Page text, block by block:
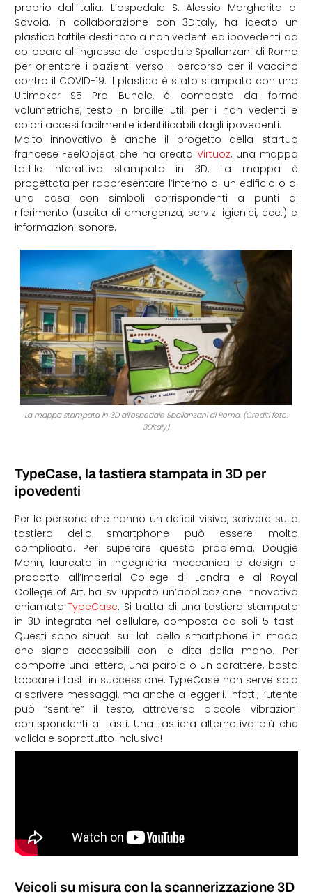
proprio dall’Italia. L’ospedale S. Alessio Margherita di
Savoia, in collaborazione con 3DItaly, ha ideato un
plastico tattile destinato a non vedenti ed ipovedenti da
collocare all’ingresso dell’ospedale Spallanzani di Roma
per orientare i pazienti verso il percorso per il vaccino
contro il COVID-19. Il plastico è stato stampato con una
Ultimaker S5 Pro Bundle, è composto da forme
volumetriche, testo in braille utili per i non vedenti e
colori accesi facilmente identificabili dagli ipovedenti.
Molto innovativo è anche il progetto della startup
francese FeelObject che ha creato Virtuoz, una mappa
tattile interattiva stampata in 3D. La mappa è
progettata per rappresentare l’interno di un edificio o di
una casa con simboli corrispondenti a punti di
riferimento (uscita di emergenza, servizi igienici, ecc.) e
informazioni sonore.
La mappa stampata in 3D all’ospedale Spallanzani di Roma. (Crediti foto:
3Ditaly)
TypeCase, la tastiera stampata in 3D per
ipovedenti
Per le persone che hanno un deficit visivo, scrivere sulla
tastiera dello smartphone può essere molto
complicato. Per superare questo problema, Dougie
Mann, laureato in ingegneria meccanica e design di
prodotto all’Imperial College di Londra e al Royal
College of Art, ha sviluppato un’applicazione innovativa
chiamataTypeCase. Si tratta di una tastiera stampata
in 3D integrata nel cellulare, composta da soli 5 tasti.
Questi sono situati sui lati dello smartphone in modo
che siano accessibili con le dita della mano. Per
comporre una lettera, una parola o un carattere, basta
toccare i tasti in successione. TypeCase non serve solo
a scrivere messaggi, ma anche a leggerli. Infatti, l’utente
può “sentire” il testo, attraverso piccole vibrazioni
corrispondenti ai tasti. Una tastiera alternativa più che
valida e soprattutto inclusiva!
Veicoli su misura con la scannerizzazione 3D